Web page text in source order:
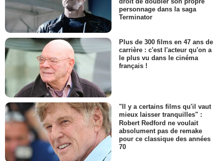
personnage dans la saga
Terminator
Plus de 300 films en 47 ans de
carrière : c'est l'acteur qu'on a
le plus vu dans le cinéma
français !
"Il y a certains films qu'il vaut
mieux laisser tranquilles" :
Robert Redford ne voulait
absolument pas de remake
pour ce classique des années
70